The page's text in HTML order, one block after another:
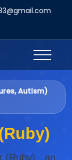
Autism)
(Ruby) , an